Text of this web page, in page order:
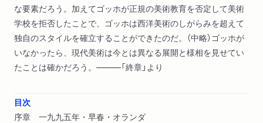
な要素だろう。加えてゴッホが正規の美術教育を否定して美術
学校を拒否したことで、ゴッホは西洋美術のしがらみを超えて
独自のスタイルを確立することができたのだ。（中略）ゴッホが
いなかったら、現代美術は今とは異なる展開と様相を見せてい
たことは確かだろう。―――「終章」より
目次
序章 一九九五年・早春・オランダ